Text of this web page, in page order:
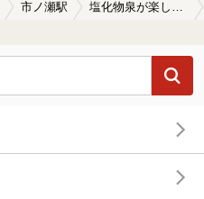
市ノ瀬駅 塩化物泉が楽しめる市ノ瀬駅近くの温泉、日帰り温泉、スーパー銭湯おすすめ